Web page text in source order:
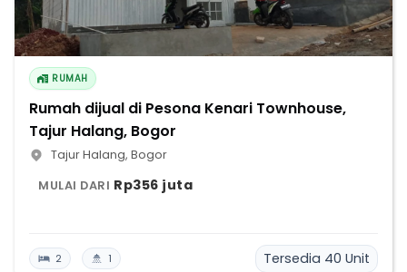
RUMAH
Rumah dijual di Pesona Kenari Townhouse,
Tajur Halang, Bogor
Tajur Halang, Bogor
MULAI DARI Rp356 juta
2 1 Tersedia 40 Unit